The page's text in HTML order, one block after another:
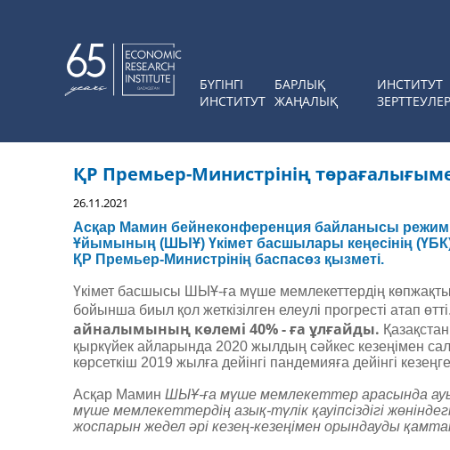
БҮГІНГІ
ИНСТИТУТ
БАРЛЫҚ
ЖАҢАЛЫҚ
ИНСТИТУТ
ҚР Премьер-Министрінің
26.11.2021
Асқар Мамин бейнеконференция байланысы
Ұйымының (ШЫҰ) Үкімет басшылары кеңесінің
ҚР Премьер-Министрінің баспасөз қызметі.
Үкімет басшысы ШЫҰ-ға мүше мемлекеттердің
бойынша биыл қол жеткізілген елеулі прогресті атап өтті.
айналымының көлемі 40% - ға ұлғайды.
қыркүйек айларында 2020 жылдың сәйкес кезеңімен
көрсеткіш 2019 жылға дейінгі пандемияға дейінгі
Асқар Мамин ШЫҰ-ға мүше мемлекеттер арасында
мүше мемлекеттердің азық-түлік қауіпсіздігі
жоспарын жедел әрі кезең-кезеңімен орындауды